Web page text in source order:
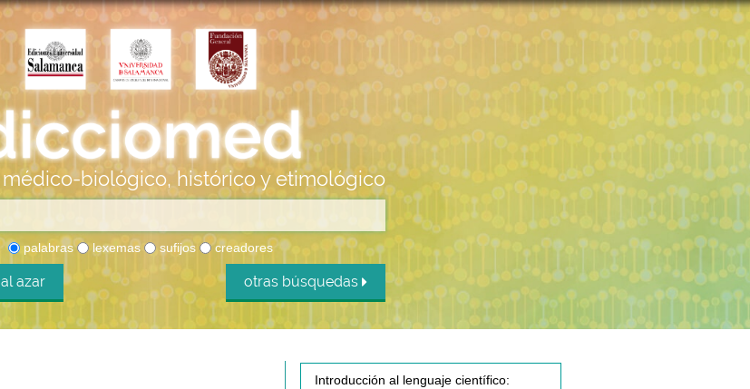
médico-biológico, histórico y etimológico
palabras lexemas sufijos creadores
al azar otras búsquedas
Introducción al lenguaje científico: